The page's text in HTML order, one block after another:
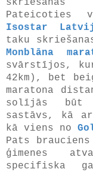
Pateicoties
Isostar
taku
Monblāna
svārstījos,
42km), bet
maratona
solījās būt
sastāvs, kā
kā viens no
Pats
ģimenes
specifiska